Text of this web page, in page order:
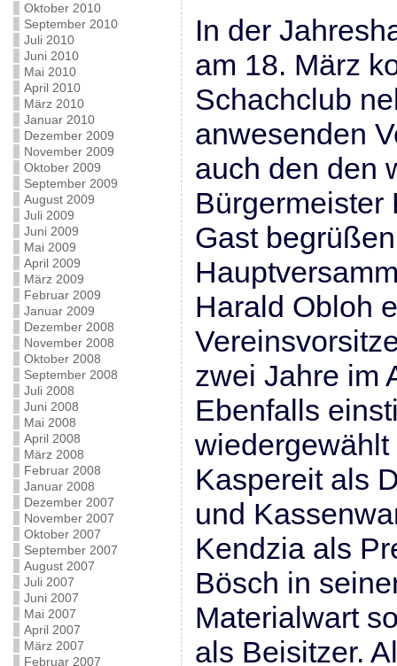
Oktober 2010
September 2010
Juli 2010
Juni 2010
Mai 2010
April 2010
März 2010
Januar 2010
Dezember 2009
November 2009
Oktober 2009
September 2009
August 2009
Juli 2009
Juni 2009
Mai 2009
April 2009
März 2009
Februar 2009
Januar 2009
Dezember 2008
November 2008
Oktober 2008
September 2008
Juli 2008
Juni 2008
Mai 2008
April 2008
März 2008
Februar 2008
Januar 2008
Dezember 2007
November 2007
Oktober 2007
September 2007
August 2007
Juli 2007
Juni 2007
Mai 2007
April 2007
März 2007
Februar 2007
In der
am 18. März
Schachclub
anwesenden
auch den den
Bürgermeister
Gast
Harald Obloh
zwei Jahre im
Ebenfalls
Kaspereit als
und
Kendzia als
Bösch in
Materialwart
als Beisitzer.